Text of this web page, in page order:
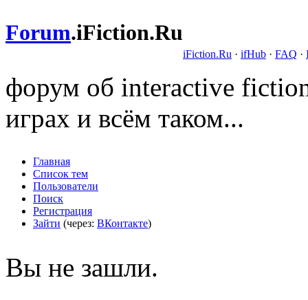
Forum.iFiction.Ru
iFiction.Ru · ifHub · FAQ ·
форум об interactive
играх и всём таком...
Главная
Список тем
Пользователи
Поиск
Регистрация
Зайти (через: ВКонтакте)
Вы не зашли.